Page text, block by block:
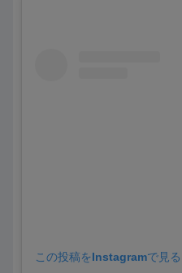
この投稿をInstagramで見る